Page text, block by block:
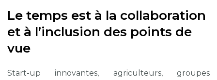
Le temps est à la collaboration
et à l’inclusion des points de
vue
Start-up innovantes, agriculteurs, groupes